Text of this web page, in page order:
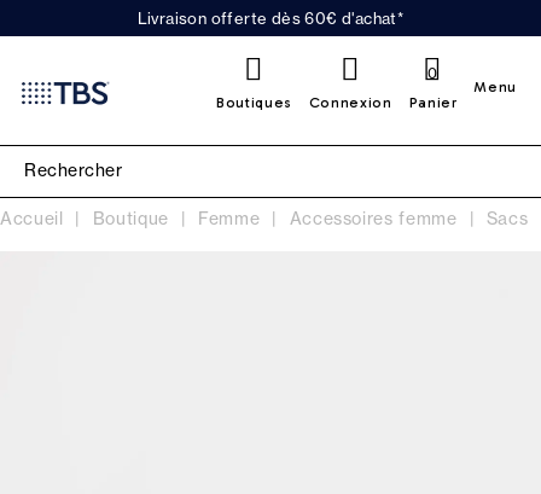
Livraison offerte dès 60€ d'achat*
Boutiques Connexion Panier
0
Menu
Accueil Boutique Femme Accessoires femme Sacs